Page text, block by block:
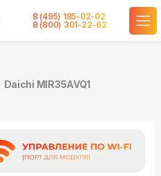
8 (495) 185-02-02
8 (800) 301-22-62
Daichi MIR35AVQ1